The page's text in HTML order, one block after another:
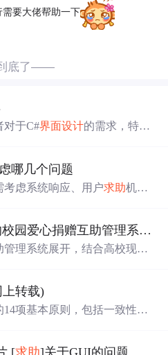
要大佬帮助一下
底了——
对于C#界面设计的需求，特别
哪几个问题
考虑系统响应、用户求助机
基于springboot+vue的校园爱心捐赠互助管理系统(源码+论文)
理系统展开，结合高校现
等界面设计
上转载)
14项基本原则，包括一致性、